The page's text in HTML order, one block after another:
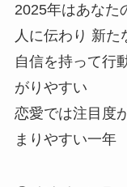
2025年はあなた
人に伝わり 新
自信を持って行
がりやすい
恋愛では注目度
まりやすい一年